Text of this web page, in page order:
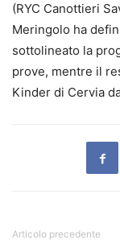
(RYC Canottieri
Meringolo ha
sottolineato la
prove, mentre il
Kinder di Cervia
Articolo precedente